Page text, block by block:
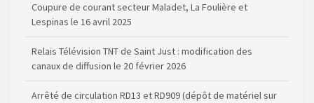
Coupure de courant secteur Maladet, La Foulière et
Lespinas le 16 avril 2025
Relais Télévision TNT de Saint Just : modification des
canaux de diffusion le 20 février 2026
Arrêté de circulation RD13 et RD909 (dépôt de matériel sur